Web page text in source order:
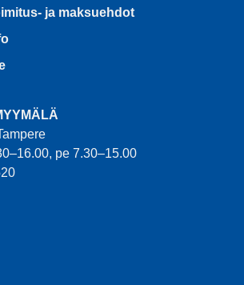
ja maksuehdot
pe 7.30–15.00